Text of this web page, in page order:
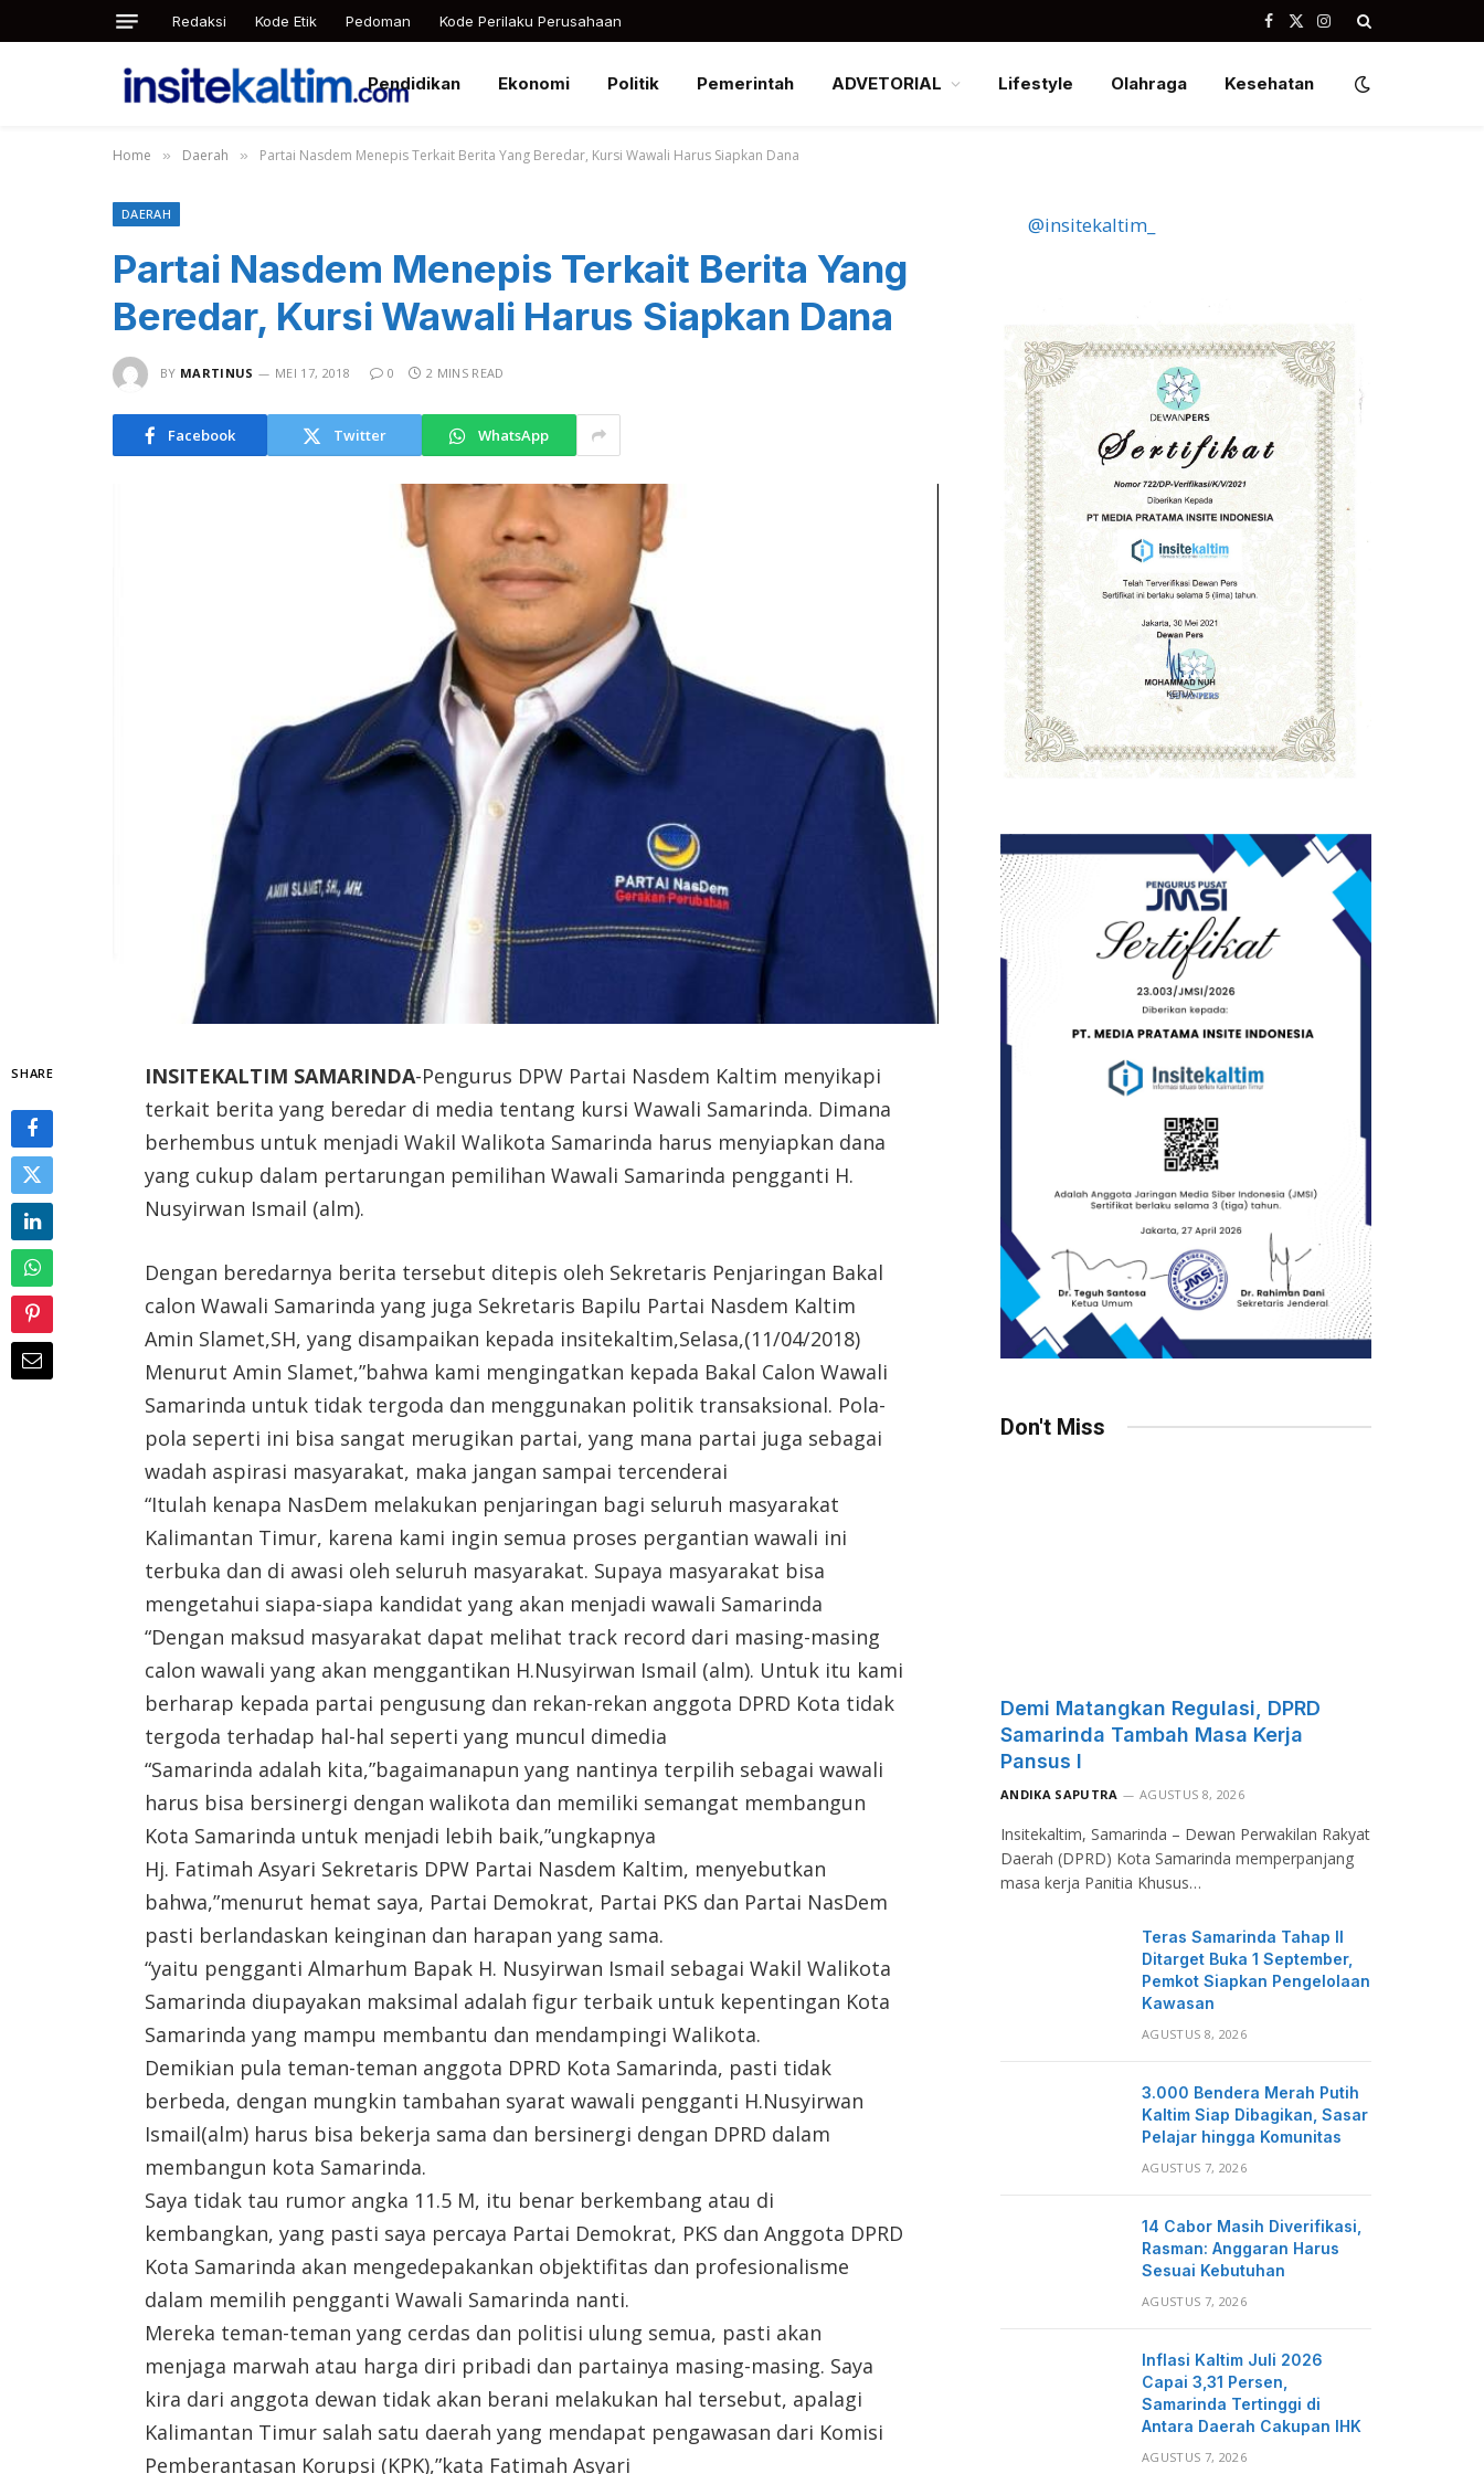
Redaksi Kode Etik Pedoman Kode Perilaku Perusahaan Facebook
X
Instagram
Pendidikan Ekonomi Politik Pemerintah ADVETORIAL Lifestyle Olahraga Kesehatan
Home » Daerah » Partai Nasdem Menepis Terkait Berita Yang Beredar, Kursi Wawali Harus Siapkan Dana
DAERAH
Partai Nasdem Menepis Terkait Berita Yang
Beredar, Kursi Wawali Harus Siapkan Dana
BY MARTINUS MEI 17, 2018 0 2 MINS READ
Facebook Twitter WhatsApp
SHARE INSITEKALTIM SAMARINDA-Pengurus DPW Partai Nasdem Kaltim menyikapi
terkait berita yang beredar di media tentang kursi Wawali Samarinda. Dimana
berhembus untuk menjadi Wakil Walikota Samarinda harus menyiapkan dana
yang cukup dalam pertarungan pemilihan Wawali Samarinda pengganti H.
Nusyirwan Ismail (alm).
Dengan beredarnya berita tersebut ditepis oleh Sekretaris Penjaringan Bakal
calon Wawali Samarinda yang juga Sekretaris Bapilu Partai Nasdem Kaltim
Amin Slamet,SH, yang disampaikan kepada insitekaltim,Selasa,(11/04/2018)
Menurut Amin Slamet,”bahwa kami mengingatkan kepada Bakal Calon Wawali
Samarinda untuk tidak tergoda dan menggunakan politik transaksional. Pola-
pola seperti ini bisa sangat merugikan partai, yang mana partai juga sebagai
wadah aspirasi masyarakat, maka jangan sampai tercenderai
“Itulah kenapa NasDem melakukan penjaringan bagi seluruh masyarakat
Kalimantan Timur, karena kami ingin semua proses pergantian wawali ini
terbuka dan di awasi oleh seluruh masyarakat. Supaya masyarakat bisa
mengetahui siapa-siapa kandidat yang akan menjadi wawali Samarinda
“Dengan maksud masyarakat dapat melihat track record dari masing-masing
calon wawali yang akan menggantikan H.Nusyirwan Ismail (alm). Untuk itu kami
berharap kepada partai pengusung dan rekan-rekan anggota DPRD Kota tidak
tergoda terhadap hal-hal seperti yang muncul dimedia
“Samarinda adalah kita,”bagaimanapun yang nantinya terpilih sebagai wawali
harus bisa bersinergi dengan walikota dan memiliki semangat membangun
Kota Samarinda untuk menjadi lebih baik,”ungkapnya
Hj. Fatimah Asyari Sekretaris DPW Partai Nasdem Kaltim, menyebutkan
bahwa,”menurut hemat saya, Partai Demokrat, Partai PKS dan Partai NasDem
pasti berlandaskan keinginan dan harapan yang sama.
“yaitu pengganti Almarhum Bapak H. Nusyirwan Ismail sebagai Wakil Walikota
Samarinda diupayakan maksimal adalah figur terbaik untuk kepentingan Kota
Samarinda yang mampu membantu dan mendampingi Walikota.
Demikian pula teman-teman anggota DPRD Kota Samarinda, pasti tidak
berbeda, dengan mungkin tambahan syarat wawali pengganti H.Nusyirwan
Ismail(alm) harus bisa bekerja sama dan bersinergi dengan DPRD dalam
membangun kota Samarinda.
Saya tidak tau rumor angka 11.5 M, itu benar berkembang atau di
kembangkan, yang pasti saya percaya Partai Demokrat, PKS dan Anggota DPRD
Kota Samarinda akan mengedepakankan objektifitas dan profesionalisme
dalam memilih pengganti Wawali Samarinda nanti.
Mereka teman-teman yang cerdas dan politisi ulung semua, pasti akan
menjaga marwah atau harga diri pribadi dan partainya masing-masing. Saya
kira dari anggota dewan tidak akan berani melakukan hal tersebut, apalagi
Kalimantan Timur salah satu daerah yang mendapat pengawasan dari Komisi
Pemberantasan Korupsi (KPK),”kata Fatimah Asyari
@insitekaltim_
Don't Miss
Demi Matangkan Regulasi, DPRD
Samarinda Tambah Masa Kerja
Pansus I
ANDIKA SAPUTRA AGUSTUS 8, 2026
Insitekaltim, Samarinda – Dewan Perwakilan Rakyat
Daerah (DPRD) Kota Samarinda memperpanjang
masa kerja Panitia Khusus…
Teras Samarinda Tahap II
Ditarget Buka 1 September,
Pemkot Siapkan Pengelolaan
Kawasan
AGUSTUS 8, 2026
3.000 Bendera Merah Putih
Kaltim Siap Dibagikan, Sasar
Pelajar hingga Komunitas
AGUSTUS 7, 2026
14 Cabor Masih Diverifikasi,
Rasman: Anggaran Harus
Sesuai Kebutuhan
AGUSTUS 7, 2026
Inflasi Kaltim Juli 2026
Capai 3,31 Persen,
Samarinda Tertinggi di
Antara Daerah Cakupan IHK
AGUSTUS 7, 2026